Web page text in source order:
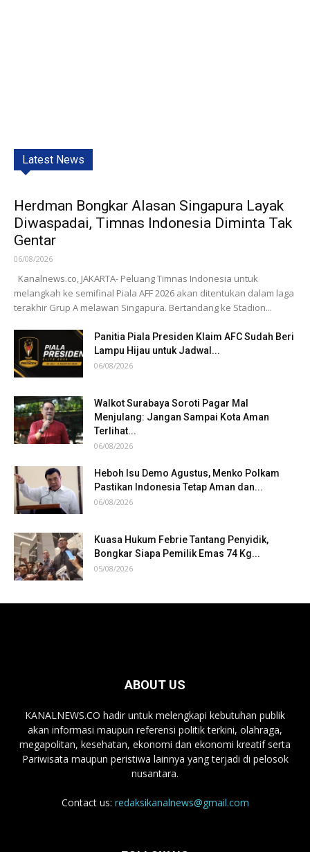
Latest News
Herdman Bongkar Alasan Singapura Layak
Diwaspadai, Timnas Indonesia Diminta Tak
Gentar
06/08/2026
Kanalnews.co, JAKARTA- Peluang Timnas Indonesia untuk
melangkah ke semifinal Piala AFF 2026 akan ditentukan dalam laga
terakhir Grup A melawan Singapura. Bertandang ke Stadion...
Panitia Piala Presiden Klaim AFC Sudah Beri
Lampu Hijau untuk Jadwal...
06/08/2026
Walkot Surabaya Soroti Pagar Mal
Menjulang: Jangan Sampai Kota Aman
Terlihat...
06/08/2026
Heboh Isu Demo Agustus, Menko Polkam
Pastikan Indonesia Tetap Aman dan...
06/08/2026
Kuasa Hukum Febrie Tantang Penyidik,
Bongkar Siapa Pemilik Emas 74 Kg...
05/08/2026
ABOUT US
KANALNEWS.CO hadir untuk melengkapi kebutuhan publik
akan informasi maupun referensi politik terkini, olahraga,
megapolitan, kesehatan, ekonomi dan ekonomi kreatif serta
Pariwisata maupun peristiwa lainnya yang terjadi di pelosok
nusantara.
Contact us: redaksikanalnews@gmail.com